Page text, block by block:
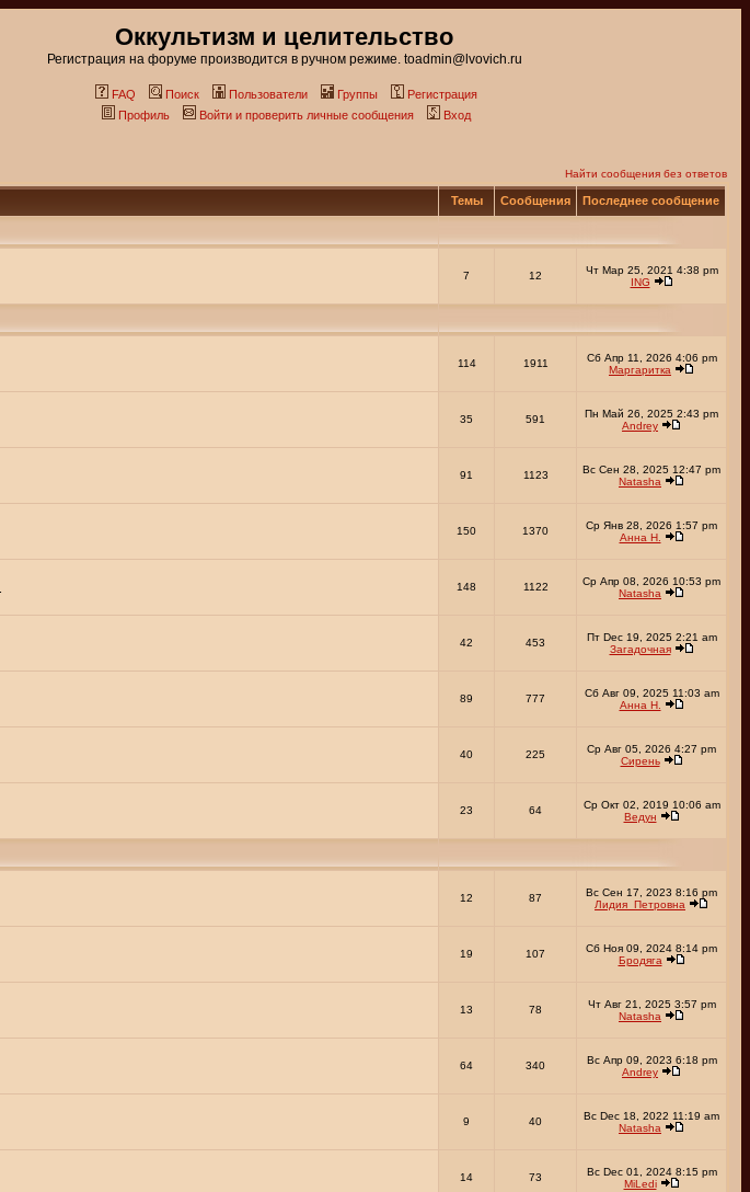
Оккультизм и целительство
Регистрация на форуме производится в ручном режиме. toadmin@lvovich.ru
FAQ Поиск Пользователи Группы
Регистрация
Профиль
Войти и проверить личные сообщения Вход
Найти сообщения без ответов
Темы Сообщения Последнее сообщение
7 12
Чт Мар 25, 2021 4:38 pm
ING
114 1911
Сб Апр 11, 2026 4:06 pm
Маргаритка
35 591
Пн Май 26, 2025 2:43 pm
Andrey
91 1123
Вс Сен 28, 2025 12:47 pm
Natasha
150 1370
Ср Янв 28, 2026 1:57 pm
Анна Н.
148 1122
Ср Апр 08, 2026 10:53 pm
Natasha
42 453
Пт Dec 19, 2025 2:21 am
Загадочная
89 777
Сб Авг 09, 2025 11:03 am
Анна Н.
40 225
Ср Авг 05, 2026 4:27 pm
Сирень
23 64
Ср Окт 02, 2019 10:06 am
Ведун
12 87
Вс Сен 17, 2023 8:16 pm
Лидия_Петровна
19 107
Сб Ноя 09, 2024 8:14 pm
Бродяга
13 78
Чт Авг 21, 2025 3:57 pm
Natasha
64 340
Вс Апр 09, 2023 6:18 pm
Andrey
9 40
Вс Dec 18, 2022 11:19 am
Natasha
14 73
Вс Dec 01, 2024 8:15 pm
MiLedi